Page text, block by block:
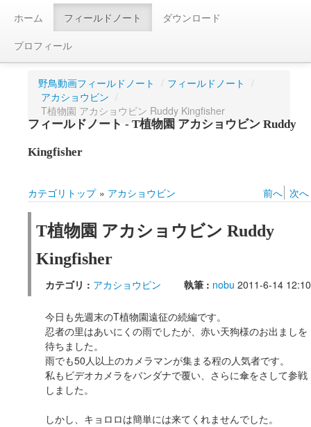
ホーム フィールドノート
ダウンロード
プロフィール
野鳥動画フィールドノート / フィールドノート /
アカショウビン /
T植物園 アカショウビン Ruddy Kingfisher‬
フィールドノート - T植物園 アカショウビン Ruddy
Kingfisher‬
カテゴリトップ » アカショウビン 前へ 次へ
T植物園 アカショウビン Ruddy
Kingfisher‬
カテゴリ : アカショウビン 執筆 : nobu 2011-6-14 12:10
今日も先週末のT植物園遠征の続編です。
忍者の里はあいにくの雨でしたが、赤い天狗様のお出ましを
待ちました。
雨でも50人以上のカメラマンが集まる程の人気者です。
私もビデオカメラをバンダナで覆い、さらに傘をさして参戦
しました。
しかし、キョロロは簡単には来てくれませんでした。